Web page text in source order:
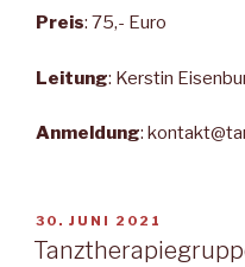
Preis: 75,- Euro
Leitung: Kerstin
Anmeldung:
VERÖFFENTLICHT
AM
30. JUNI 2021